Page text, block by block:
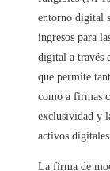
entorno digital
ingresos para
digital a través
que permite
como a firmas
exclusividad y
activos
La firma de